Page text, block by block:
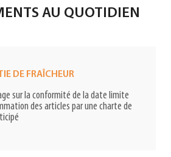
AU QUOTIDIEN
DE FRAÎCHEUR
sur la conformité de la date limite
des articles par une charte de